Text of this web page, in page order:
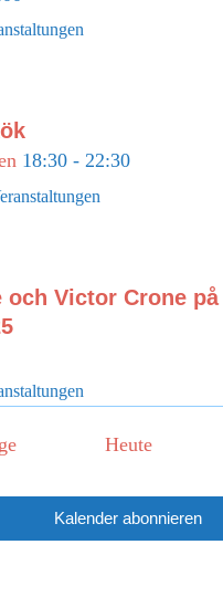
18:30 - 22:30
och Victor Crone
Veranstaltungen
Heute
Kalender abonnieren